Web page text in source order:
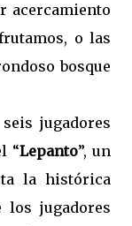
acercamiento
o las
bosque
jugadores
“Lepanto”, un
la histórica
los jugadores